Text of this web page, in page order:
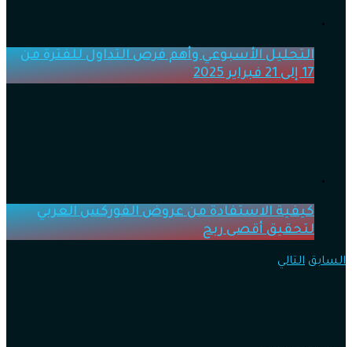
التحليل الأسبوعي وأهم فرص التداول للفترة من
17 إلى 21 فبراير 2025
كيفية الاستفادة من عروض الفوركس العربي
لتحقيق أقصى ربح
السابق التالي